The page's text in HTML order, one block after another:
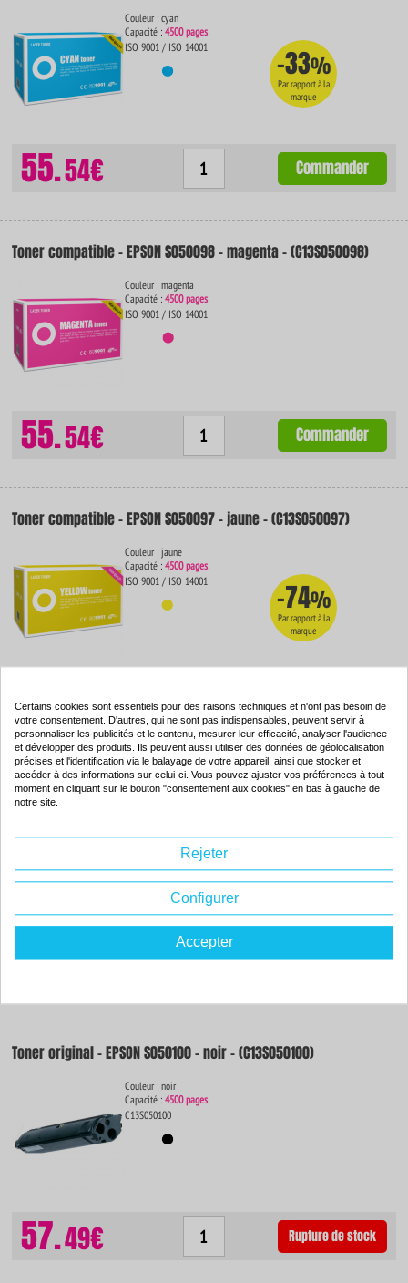
Couleur : cyan
Capacité :4500 pages
ISO 9001 / ISO 14001
-33%
Par rapport à la
marque
55.54€ Commander
Toner compatible - EPSON S050098 - magenta - (C13S050098)
Couleur : magenta
Capacité :4500 pages
ISO 9001 / ISO 14001
55.54€ Commander
Toner compatible - EPSON S050097 - jaune - (C13S050097)
Couleur : jaune
Capacité :4500 pages
ISO 9001 / ISO 14001
-74%
Par rapport à la
marque
55.54€ Commander
Tambour compatible - EPSON S051083 - (C13S051083)
ISO 9001 / ISO 14001
69.20€
Toner original - EPSON S050100 - noir - (C13S050100)
Couleur : noir
Capacité :4500 pages
C13S050100
57.49€ Rupture de stock
Certains cookies sont essentiels pour des raisons techniques et n'ont pas besoin de
votre consentement. D'autres, qui ne sont pas indispensables, peuvent servir à
personnaliser les publicités et le contenu, mesurer leur efficacité, analyser l'audience
et développer des produits. Ils peuvent aussi utiliser des données de géolocalisation
précises et l'identification via le balayage de votre appareil, ainsi que stocker et
accéder à des informations sur celui-ci. Vous pouvez ajuster vos préférences à tout
moment en cliquant sur le bouton "consentement aux cookies" en bas à gauche de
notre site.
Rejeter
Configurer
Accepter